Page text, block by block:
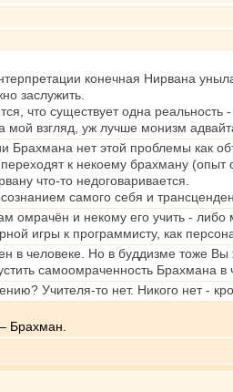
конечная Нирвана
заслужить.
что существует одна
мой взгляд, уж лучше монизм
нет этой проблемы как
к некоему брахману
что-то недоговаривается.
самого себя и
омрачён и некому его учить -
игры к программисту, как
в человеке. Но в буддизме тоже
самоомраченность Брахмана
Учителя-то нет. Никого нет -
Брахман.